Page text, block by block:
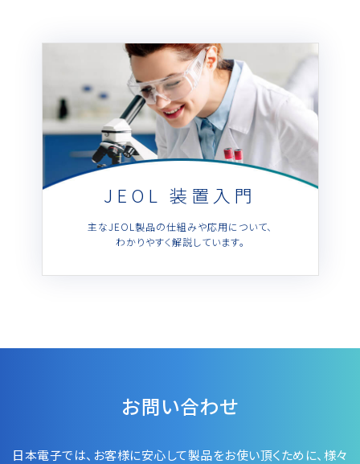
透過電子顕微鏡 (TEM)
走査電子顕微鏡 (SEM)
集束イオンビーム加工観察装置 (FIB-SEM)
核磁気共鳴装置 (NMR)
MALDI-TOFMS
GC-TOFMS
電子ビーム金属3Dプリンター (AM)
ム溶解)
Interview
JEOL 装置入門
主なJEOL製品の仕組みや応用について、
わかりやすく解説しています。
お問い合わせ
日本電子では、お客様に安心して製品をお使い頂くために、 様々